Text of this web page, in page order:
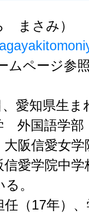
まさみ）
ムページ参
愛知県生ま
外国語学
阪信愛女
愛学院中
。
（17年）